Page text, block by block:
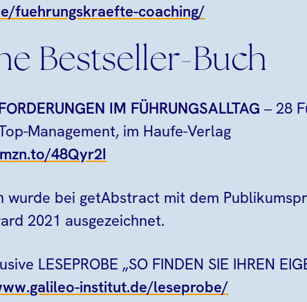
fuehrungskraefte-coaching/
Bestseller-Buch
IM FÜHRUNGSALLTAG – 28
Management, im Haufe-Verlag
48Qyr2I
wurde bei getAbstract mit dem
2021 ausgezeichnet.
LESEPROBE „SO FINDEN SIE IHREN
institut.de/leseprobe/